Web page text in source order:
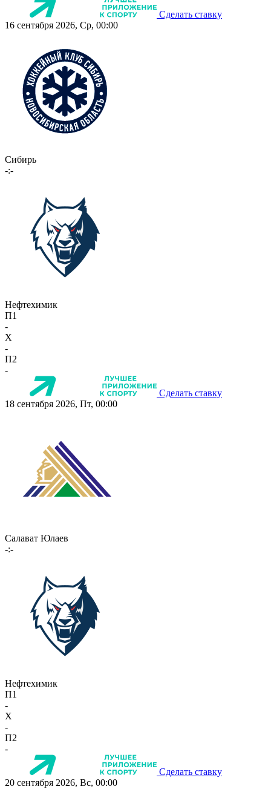
Сделать ставку
16 сентября 2026, Ср, 00:00
Сибирь
-:-
Нефтехимик
П1
-
X
-
П2
-
Сделать ставку
18 сентября 2026, Пт, 00:00
Салават Юлаев
-:-
Нефтехимик
П1
-
X
-
П2
-
Сделать ставку
20 сентября 2026, Вс, 00:00